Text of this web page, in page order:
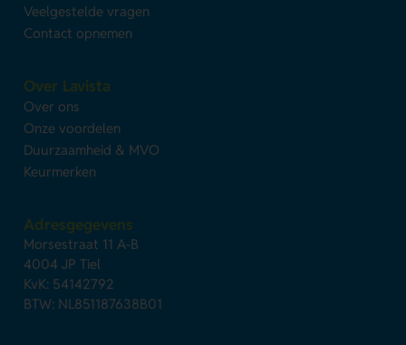
Veelgestelde vragen
Contact opnemen
Over Lavista
Over ons
Onze voordelen
Duurzaamheid & MVO
Keurmerken
Adresgegevens
Morsestraat 11 A-B
4004 JP Tiel
KvK: 54142792
BTW: NL851187638B01